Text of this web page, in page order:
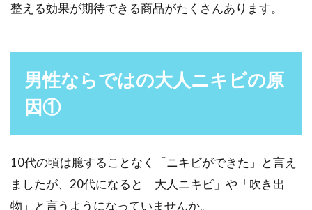
汗をかくほどカロリーが消費でき
る！？汗とカロリーの関係
表情筋トレーニングはシワやたるみ
整える効果が期待できる商品がたくさんあります。
男性ならではの大人ニキビの原
因①
10代の頃は臆することなく「ニキビができた」と言え
ましたが、20代になると「大人ニキビ」や「吹き出
物」と言うようになっていませんか。